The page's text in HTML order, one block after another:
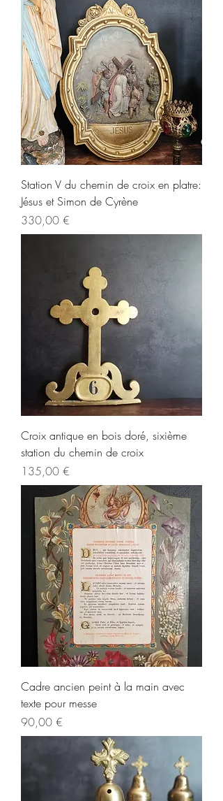
Station V du chemin de croix en platre:
Jésus et Simon de Cyrène
Prix
330,00 €
Croix antique en bois doré, sixième
station du chemin de croix
Prix
135,00 €
Cadre ancien peint à la main avec
texte pour messe
Prix
90,00 €